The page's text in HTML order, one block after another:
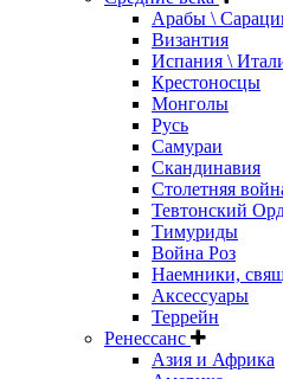
Арабы \
Византия
Испания \
Крестоносцы
Монголы
Русь
Самураи
Скандинавия
Столетняя
Тевтонский
Тимуриды
Война Роз
Наемники,
Аксессуары
Террейн
Ренессанс
Азия и Африка